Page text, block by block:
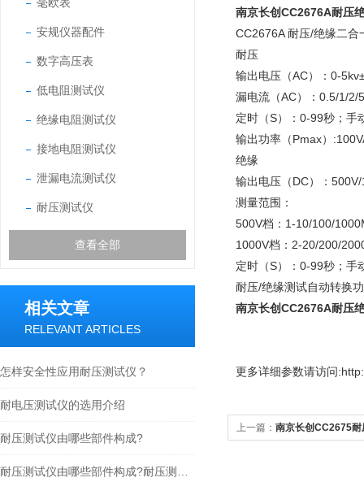
安规仪器配件
数字高压表
低电阻测试仪
绝缘电阻测试仪
接地电阻测试仪
泄漏电流测试仪
耐压测试仪
查看全部
相关文章
RELEVANT ARTICLES
怎样安全性应用耐压测试仪？
耐电压测试仪的选用介绍
耐压测试仪由哪些部件构成?
南京长创CC2676A耐压
CC2676A 耐压/绝缘二合
耐压
输出电压（AC）：0-
漏电流（AC）：0.5/1/2/
定时（S）：0-99秒；手
输出功率（Pmax）
绝缘
输出电压（DC）：
测量范围：
500V档：1-10/100/
1000V档：2-20/200/
定时（S）：0-99秒；手
耐压/绝缘测试自动转换
南京长创CC2676A耐压
更多详细参数请访问
上一篇： 南京长创CC2675